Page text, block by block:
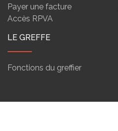
Payer une facture
Accès RPVA
LE GREFFE
Fonctions du greffier